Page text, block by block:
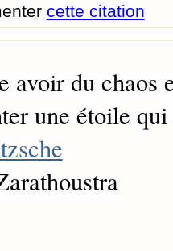
cette citation
avoir du chaos
une étoile qui